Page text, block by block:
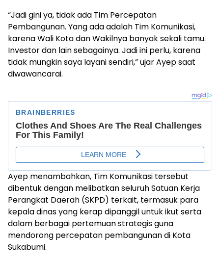
“Jadi gini ya, tidak ada Tim Percepatan
Pembangunan. Yang ada adalah Tim Komunikasi,
karena Wali Kota dan Wakilnya banyak sekali tamu.
Investor dan lain sebagainya. Jadi ini perlu, karena
tidak mungkin saya layani sendiri,” ujar Ayep saat
diwawancarai.
Ayep menambahkan, Tim Komunikasi tersebut
dibentuk dengan melibatkan seluruh Satuan Kerja
Perangkat Daerah (SKPD) terkait, termasuk para
kepala dinas yang kerap dipanggil untuk ikut serta
dalam berbagai pertemuan strategis guna
mendorong percepatan pembangunan di Kota
Sukabumi.